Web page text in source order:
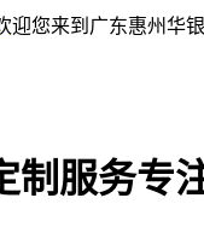
迎您来到广东惠州华
制服务专